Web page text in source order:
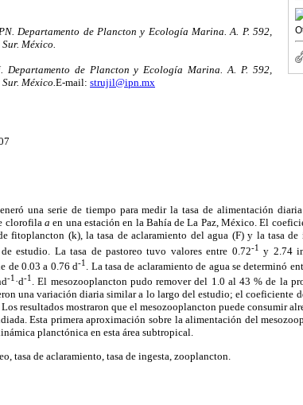
Departamento de Plancton y Ecología Marina. A. P. 592,
México.
Departamento de Plancton y Ecología Marina. A. P. 592,
México.E-mail: strujil@ipn.mx
una serie de tiempo para medir la tasa de alimentación
clorofila a en una estación en la Bahía de La Paz, México. El
fitoplancton (k), la tasa de aclaramiento del agua (F) y la tasa de
estudio. La tasa de pastoreo tuvo valores entre 0.72-1 y 2.74
de 0.03 a 0.76 d-1 . La tasa de aclaramiento de agua se determinó
-1 ·d-1 . El mesozooplancton pudo remover del 1.0 al 43 % de la
una variación diaria similar a lo largo del estudio; el coeficiente
resultados mostraron que el mesozooplancton puede consumir
Esta primera aproximación sobre la alimentación del
planctónica en esta área subtropical.
tasa de aclaramiento, tasa de ingesta, zooplancton.